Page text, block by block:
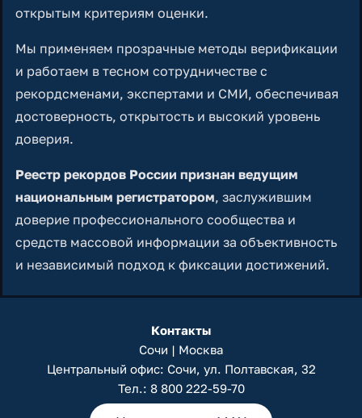
открытым критериям оценки.
Мы применяем прозрачные методы верификации
и работаем в тесном сотрудничестве с
рекордсменами, экспертами и СМИ, обеспечивая
достоверность, открытость и высокий уровень
доверия.
Реестр рекордов России признан ведущим
национальным регистратором, заслужившим
доверие профессионального сообщества и
средств массовой информации за объективность
и независимый подход к фиксации достижений.
Контакты
Сочи | Москва
Центральный офис: Сочи, ул. Полтавская, 32
Тел.: 8 800 222-59-70